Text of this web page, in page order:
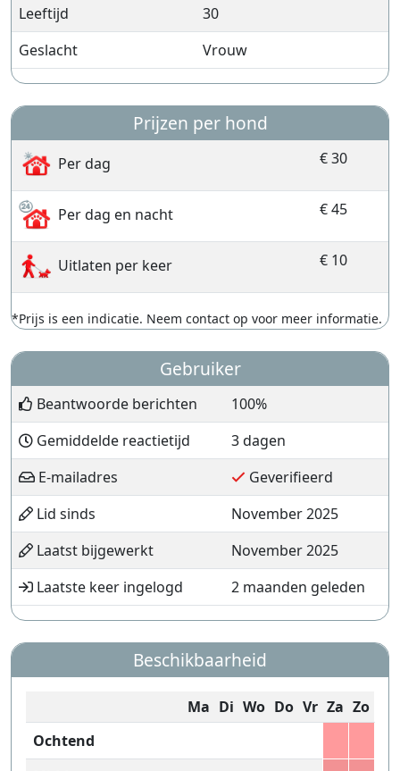
Leeftijd
30
Geslacht
Vrouw
Prijzen per hond
Per dag € 30
Per dag en nacht € 45
Uitlaten per keer € 10
*Prijs is een indicatie. Neem contact op voor meer informatie.
Gebruiker
Beantwoorde berichten
100%
Gemiddelde reactietijd
3 dagen
E-mailadres
Geverifieerd
Lid sinds
November 2025
Laatst bijgewerkt
November 2025
Laatste keer ingelogd
2 maanden geleden
Beschikbaarheid
Ma Di Wo Do Vr Za Zo
Ochtend